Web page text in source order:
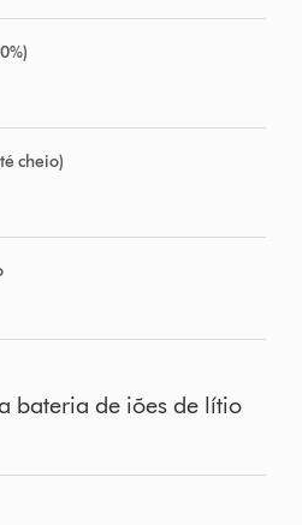
cheio)
bateria de iões de lítio